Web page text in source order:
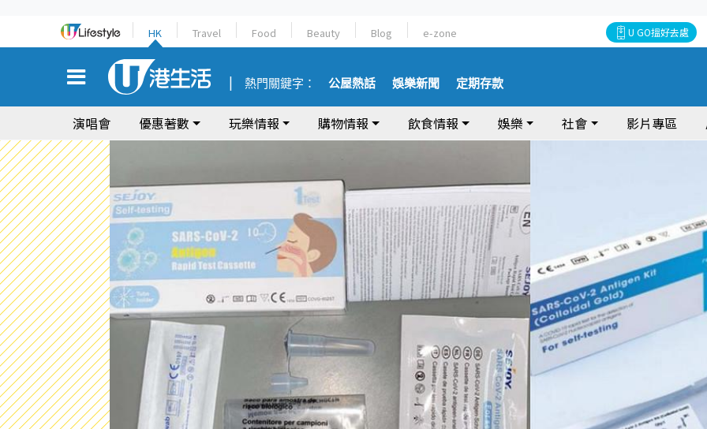
HK Travel Food Beauty Blog e-zone U GO搵好去處
熱門關鍵字： 公屋熱話 娛樂新聞 定期存款
演唱會 優惠著數 玩樂情報 購物情報 飲食情報 娛樂 社會 影片專區